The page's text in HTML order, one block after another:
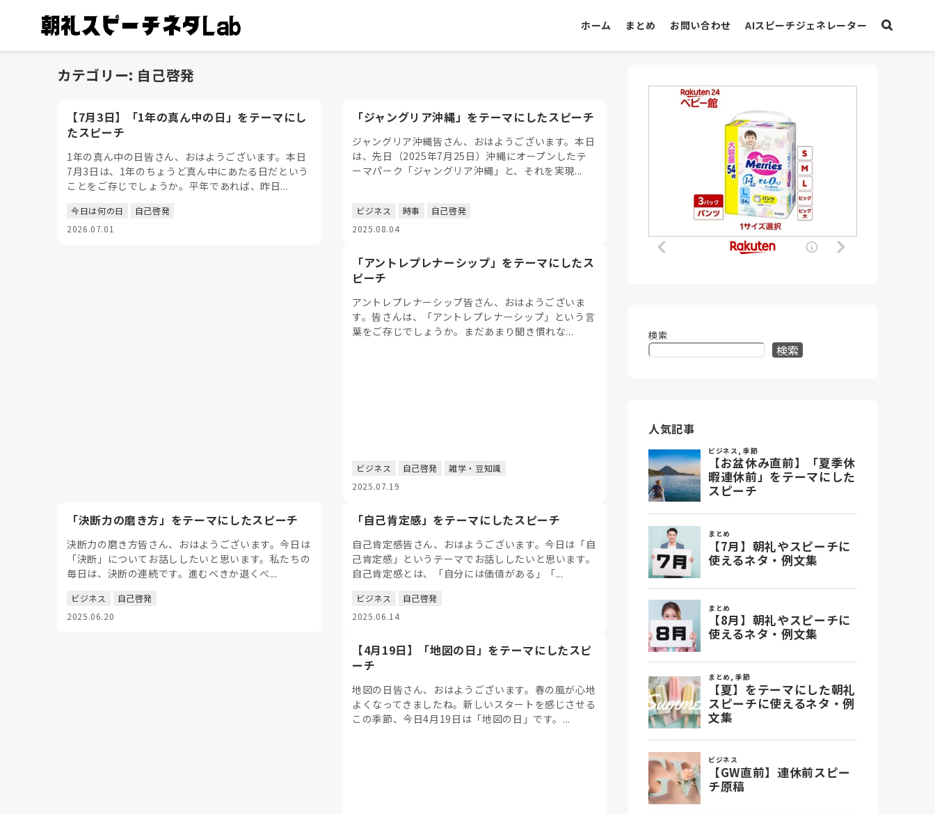
ホーム まとめ お問い合わせ AIスピーチジェネレーター
カテゴリー: 自己啓発
【7月3日】「1年の真ん中の日」をテーマにし
たスピーチ
1年の真ん中の日皆さん、おはようございます。本日
7月3日は、1年のちょうど真ん中にあたる日だという
ことをご存じでしょうか。平年であれば、昨日...
今日は何の日
自己啓発
2026.07.01
「ジャングリア沖縄」をテーマにしたスピーチ
ジャングリア沖縄皆さん、おはようございます。本日
は、先日（2025年7月25日）沖縄にオープンしたテ
ーマパーク「ジャングリア沖縄」と、それを実現...
ビジネス 時事
自己啓発
2025.08.04
「アントレプレナーシップ」をテーマにしたス
ピーチ
アントレプレナーシップ皆さん、おはようございま
す。皆さんは、「アントレプレナーシップ」という言
葉をご存じでしょうか。まだあまり聞き慣れな...
ビジネス 自己啓発
雑学・豆知識
2025.07.19
「決断力の磨き方」をテーマにしたスピーチ
決断力の磨き方皆さん、おはようございます。今日は
「決断」についてお話ししたいと思います。私たちの
毎日は、決断の連続です。進むべきか退くべ...
ビジネス
自己啓発
2025.06.20
「自己肯定感」をテーマにしたスピーチ
自己肯定感皆さん、おはようございます。今日は「自
己肯定感」というテーマでお話ししたいと思います。
自己肯定感とは、「自分には価値がある」「...
ビジネス
自己啓発
2025.06.14
【4月19日】「地図の日」をテーマにしたスピ
ーチ
地図の日皆さん、おはようございます。春の風が心地
よくなってきましたね。新しいスタートを感じさせる
この季節、今日4月19日は「地図の日」です。...
検索
検索
人気記事